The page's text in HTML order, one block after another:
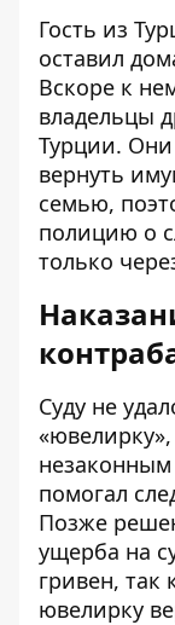
Гость из
оставил
Вскоре к
владельцы
Турции.
вернуть
семью,
полицию о
только
Суду не
помогал
Позже
ущерба на
гривен, так
ювелирку